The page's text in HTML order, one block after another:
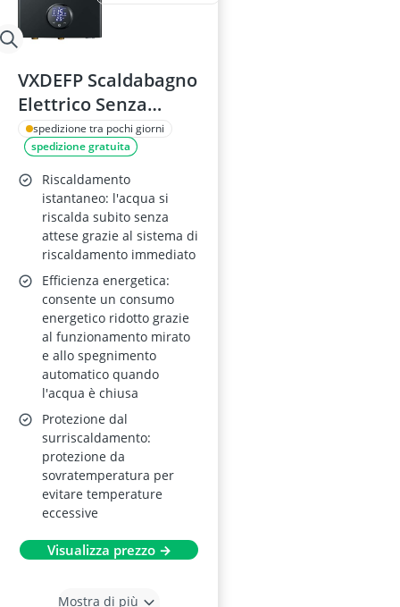
VXDEFP Scaldabagno
Elettrico Senza
Serbatoio 18 kW con
Punto di Utilizzo
Automodulazione
spedizione tra pochi giorni
spedizione gratuita
Riscaldamento
istantaneo: l'acqua si
riscalda subito senza
attese grazie al sistema di
riscaldamento immediato
Efficienza energetica:
consente un consumo
energetico ridotto grazie
al funzionamento mirato
e allo spegnimento
automatico quando
l'acqua è chiusa
Protezione dal
surriscaldamento:
protezione da
sovratemperatura per
evitare temperature
eccessive
Visualizza prezzo →
Mostra di più